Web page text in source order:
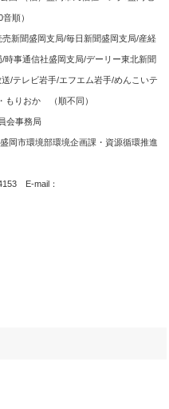
順）
新聞盛岡支局/毎日新聞盛岡支局/産経
事通信社盛岡支局/デーリー東北新聞
/テレビ岩手/エフエム岩手/めんこいテ
もりおか（順不同）
会事務局
岡市環境部環境企画課・資源循環推進
E-mail：